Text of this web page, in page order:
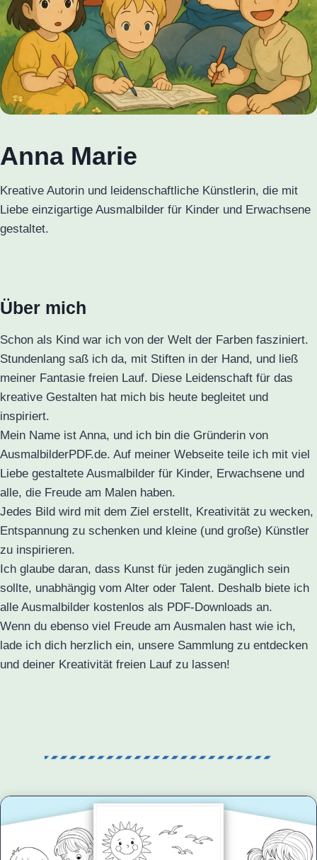
Anna Marie
Kreative Autorin und leidenschaftliche Künstlerin, die mit
Liebe einzigartige Ausmalbilder für Kinder und Erwachsene
gestaltet.
Über mich
Schon als Kind war ich von der Welt der Farben fasziniert.
Stundenlang saß ich da, mit Stiften in der Hand, und ließ
meiner Fantasie freien Lauf. Diese Leidenschaft für das
kreative Gestalten hat mich bis heute begleitet und
inspiriert.
Mein Name ist Anna, und ich bin die Gründerin von
AusmalbilderPDF.de. Auf meiner Webseite teile ich mit viel
Liebe gestaltete Ausmalbilder für Kinder, Erwachsene und
alle, die Freude am Malen haben.
Jedes Bild wird mit dem Ziel erstellt, Kreativität zu wecken,
Entspannung zu schenken und kleine (und große) Künstler
zu inspirieren.
Ich glaube daran, dass Kunst für jeden zugänglich sein
sollte, unabhängig vom Alter oder Talent. Deshalb biete ich
alle Ausmalbilder kostenlos als PDF-Downloads an.
Wenn du ebenso viel Freude am Ausmalen hast wie ich,
lade ich dich herzlich ein, unsere Sammlung zu entdecken
und deiner Kreativität freien Lauf zu lassen!